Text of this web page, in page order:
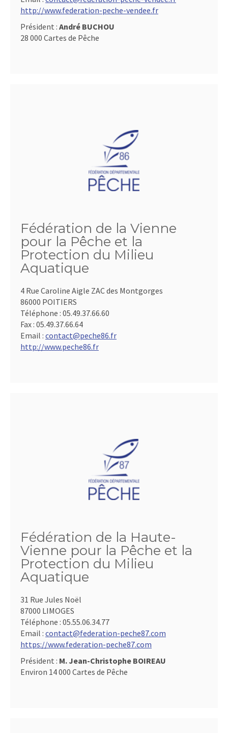
http://www.federation-peche-vendee.fr
Président : André BUCHOU
28 000 Cartes de Pêche
Fédération de la Vienne
pour la Pêche et la
Protection du Milieu
Aquatique
4 Rue Caroline Aigle ZAC des Montgorges
86000 POITIERS
Téléphone : 05.49.37.66.60
Fax : 05.49.37.66.64
Email : contact@peche86.fr
http://www.peche86.fr
Fédération de la Haute-
Vienne pour la Pêche et la
Protection du Milieu
Aquatique
31 Rue Jules Noël
87000 LIMOGES
Téléphone : 05.55.06.34.77
Email : contact@federation-peche87.com
https://www.federation-peche87.com
Président : M. Jean-Christophe BOIREAU
Environ 14 000 Cartes de Pêche